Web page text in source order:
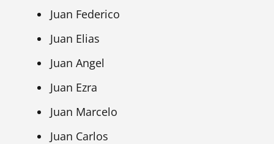
Juan Federico
Juan Elias
Juan Angel
Juan Ezra
Juan Marcelo
Juan Carlos